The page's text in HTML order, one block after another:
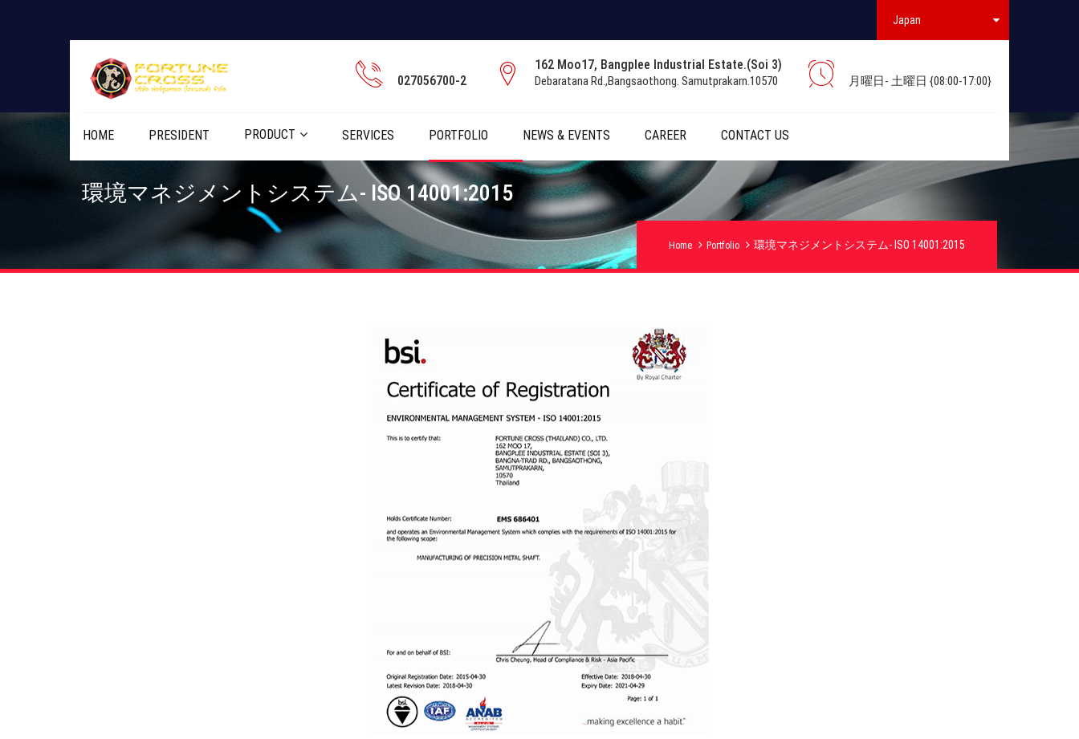
Japan
027056700-2
162 Moo17, Bangplee Industrial Estate.(Soi 3)
Debaratana Rd.,Bangsaothong. Samutprakarn.10570 月曜日- 土曜日 {08:00-17:00}
HOME PRESIDENT PRODUCT SERVICES PORTFOLIO NEWS & EVENTS CAREER CONTACT US
環境マネジメントシステム- ISO 14001:2015
Home Portfolio 環境マネジメントシステム- ISO 14001:2015